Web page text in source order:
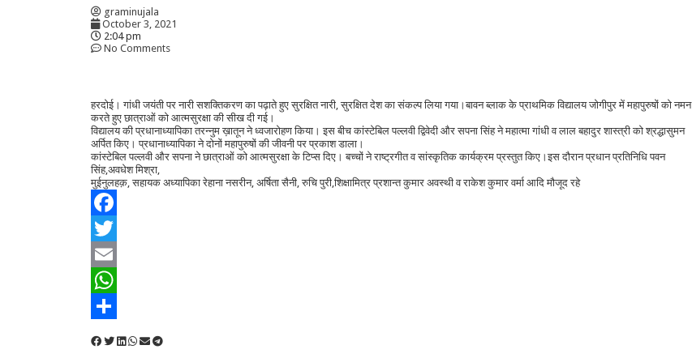
graminujala
October 3, 2021
2:04 pm
No Comments
हरदोई। गांधी जयंती पर नारी सशक्तिकरण का पढ़ाते हुए सुरक्षित नारी, सुरक्षित देश का संकल्प लिया गया।बावन ब्लाक के प्राथमिक विद्यालय जोगीपुर में महापुरुषों को नमन
करते हुए छात्राओं को आत्मसुरक्षा की सीख दी गई।
विद्यालय की प्रधानाध्यापिका तरन्नुम ख़ातून ने ध्वजारोहण किया। इस बीच कांस्टेबिल पल्लवी द्विवेदी और सपना सिंह ने महात्मा गांधी व लाल बहादुर शास्त्री को श्रद्धासुमन
अर्पित किए। प्रधानाध्यापिका ने दोनों महापुरुषों की जीवनी पर प्रकाश डाला।
कांस्टेबिल पल्लवी और सपना ने छात्राओं को आत्मसुरक्षा के टिप्स दिए। बच्चों ने राष्ट्रगीत व सांस्कृतिक कार्यक्रम प्रस्तुत किए।इस दौरान प्रधान प्रतिनिधि पवन
सिंह,अवधेश मिश्रा,
मुईनुलहक़, सहायक अध्यापिका रेहाना नसरीन, अर्षिता सैनी, रुचि पुरी,शिक्षामित्र प्रशान्त कुमार अवस्थी व राकेश कुमार वर्मा आदि मौजूद रहे
Facebook
Twitter
Email
WhatsApp